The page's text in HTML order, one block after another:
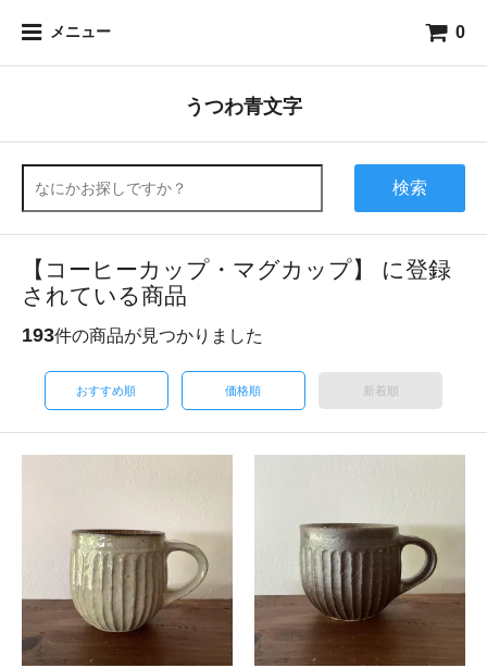
メニュー 0
うつわ青文字
検索
【コーヒーカップ・マグカップ】 に登録
されている商品
193件の商品が見つかりました
おすすめ順 価格順 新着順